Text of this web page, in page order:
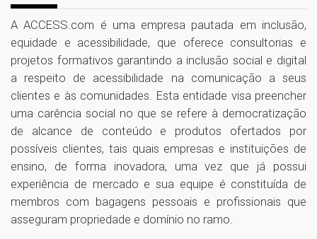
A ACCESS.com é uma empresa pautada em inclusão,
equidade e acessibilidade, que oferece consultorias e
projetos formativos garantindo a inclusão social e digital
a respeito de acessibilidade na comunicação a seus
clientes e às comunidades. Esta entidade visa preencher
uma carência social no que se refere à democratização
de alcance de conteúdo e produtos ofertados por
possíveis clientes, tais quais empresas e instituições de
ensino, de forma inovadora, uma vez que já possui
experiência de mercado e sua equipe é constituída de
membros com bagagens pessoais e profissionais que
asseguram propriedade e domínio no ramo.